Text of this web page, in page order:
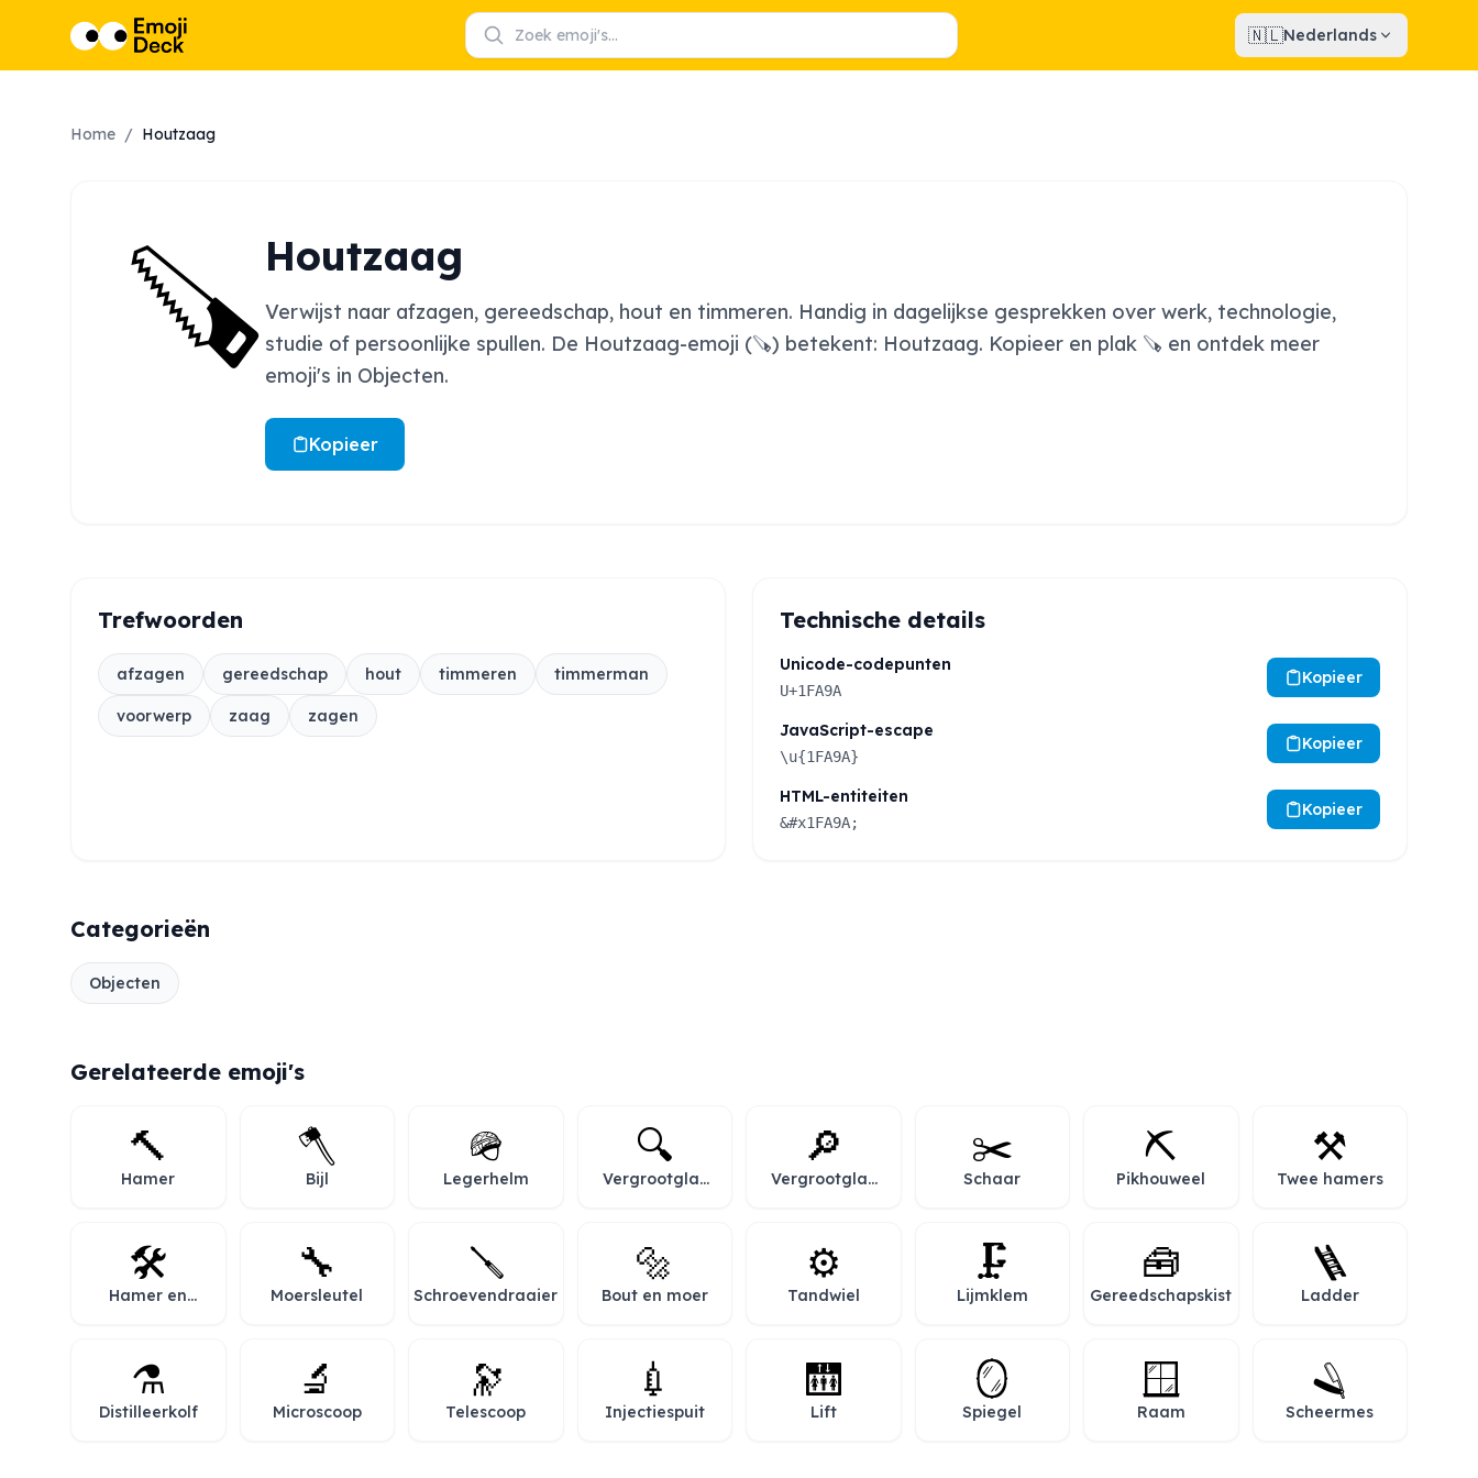
🇳🇱Nederlands
Home / Houtzaag
🪚Houtzaag
Verwijst naar afzagen, gereedschap, hout en timmeren. Handig in dagelijkse gesprekken over werk, technologie,
studie of persoonlijke spullen. De Houtzaag-emoji (🪚) betekent: Houtzaag. Kopieer en plak 🪚 en ontdek meer
emoji's in Objecten.
Kopieer
Trefwoorden
afzagen gereedschap hout timmeren timmerman
voorwerp zaag zagen
Technische details
Unicode-codepunten
U+1FA9A
Kopieer
JavaScript-escape
\u{1FA9A}
Kopieer
HTML-entiteiten
&#x1FA9A;
Kopieer
Categorieën
Objecten
Gerelateerde emoji's
🔨
Hamer
🪓
Bijl
🪖
Legerhelm
🔍
Vergrootglas
🔎
Vergrootglas
✂️
Schaar
⛏️
Pikhouweel
⚒️
Twee hamers
🛠️
Hamer en
🔧
Moersleutel
🪛
Schroevendraaier
🔩
Bout en moer
⚙️
Tandwiel
🗜️
Lijmklem
🧰
Gereedschapskist
🪜
Ladder
⚗️
Distilleerkolf
🔬
Microscoop
🔭
Telescoop
💉
Injectiespuit
🛗
Lift
🪞
Spiegel
🪟
Raam
🪒
Scheermes